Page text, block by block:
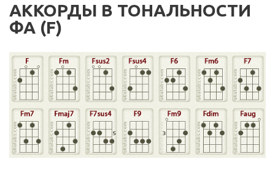
АККОРДЫ В ТОНАЛЬНОСТИ
ФА (F)